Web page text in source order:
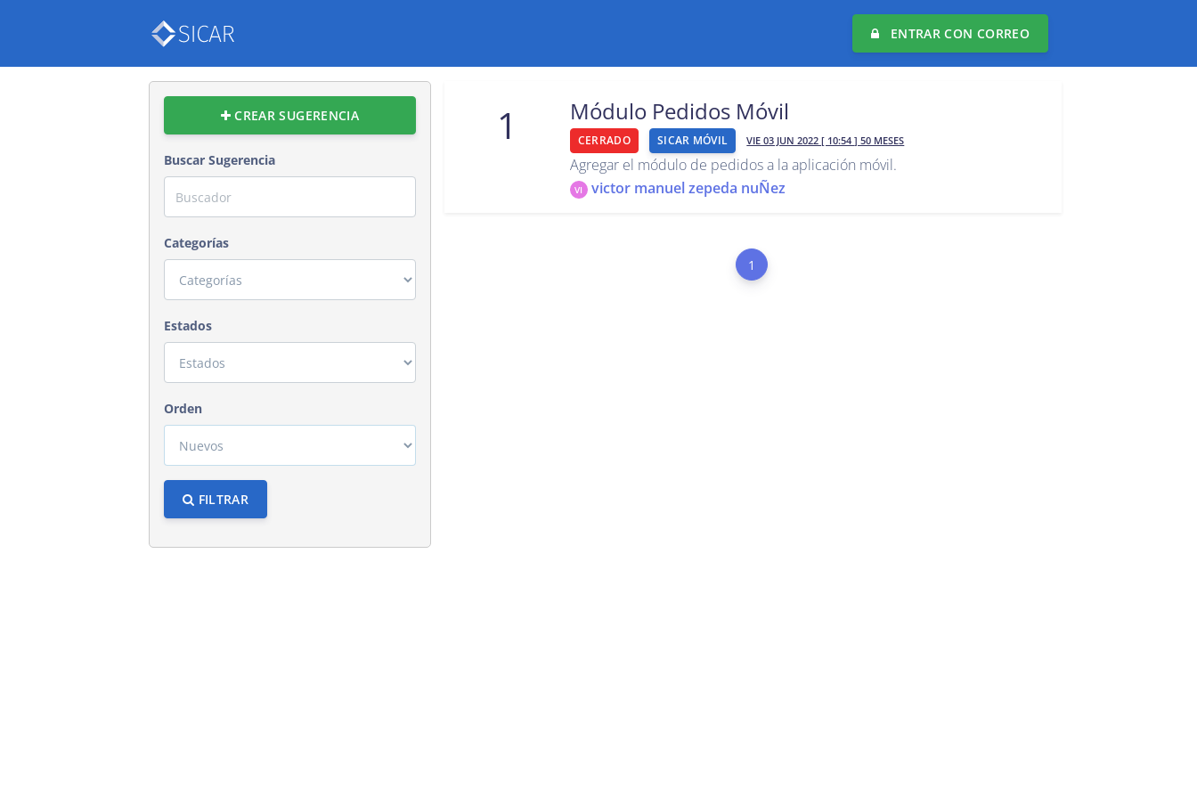
ENTRAR CON CORREO
CREAR SUGERENCIA
Buscar Sugerencia
Categorías
Estados
Orden
FILTRAR
1 Módulo Pedidos Móvil
CERRADO SICAR MÓVIL VIE 03 JUN 2022 [ 10:54 ] 50 MESES
Agregar el módulo de pedidos a la aplicación móvil.
VI victor manuel zepeda nuÑez
1